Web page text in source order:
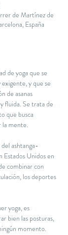
de Martínez de
España
de yoga que se
y que se
de asanas
fluida. Se trata de
que busca
mente.
ashtanga-
Estados Unidos en
combinar con
los deportes
yoga, es
bien las posturas,
momento.